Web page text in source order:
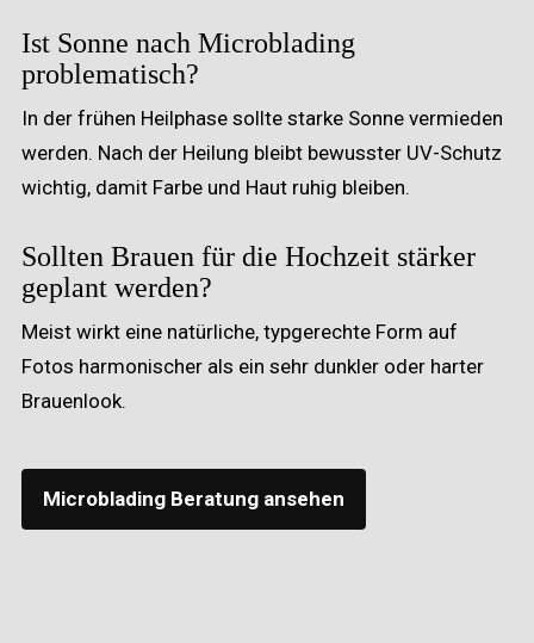
Ist Sonne nach Microblading
problematisch?
In der frühen Heilphase sollte starke Sonne vermieden
werden. Nach der Heilung bleibt bewusster UV-Schutz
wichtig, damit Farbe und Haut ruhig bleiben.
Sollten Brauen für die Hochzeit stärker
geplant werden?
Meist wirkt eine natürliche, typgerechte Form auf
Fotos harmonischer als ein sehr dunkler oder harter
Brauenlook.
Microblading Beratung ansehen